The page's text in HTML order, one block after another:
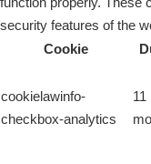
security features of the
Cookie
cookielawinfo-
checkbox-analytics
11